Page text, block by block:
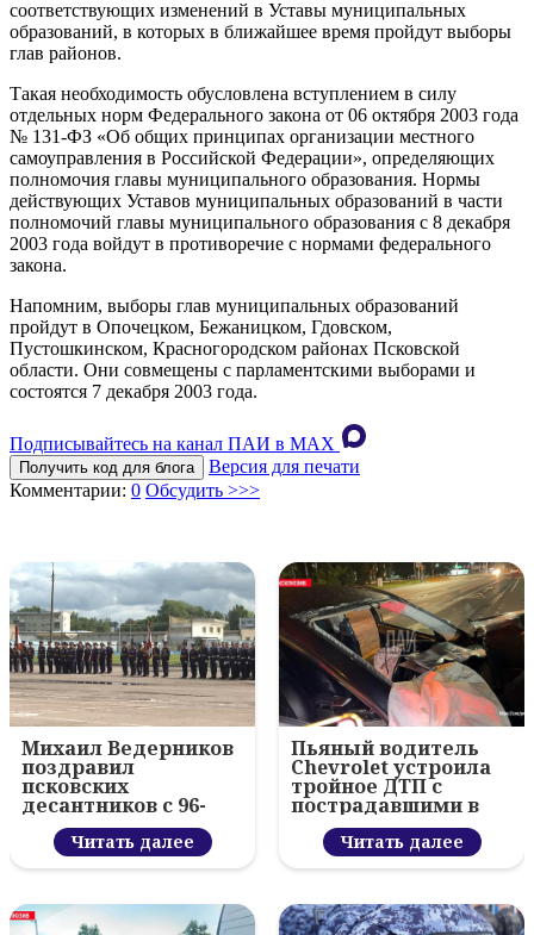
соответствующих изменений в Уставы муниципальных
образований, в которых в ближайшее время пройдут выборы
глав районов.
Такая необходимость обусловлена вступлением в силу
отдельных норм Федерального закона от 06 октября 2003 года
№ 131-ФЗ «Об общих принципах организации местного
самоуправления в Российской Федерации», определяющих
полномочия главы муниципального образования. Нормы
действующих Уставов муниципальных образований в части
полномочий главы муниципального образования с 8 декабря
2003 года войдут в противоречие с нормами федерального
закона.
Напомним, выборы глав муниципальных образований
пройдут в Опочецком, Бежаницком, Гдовском,
Пустошкинском, Красногородском районах Псковской
области. Они совмещены с парламентскими выборами и
состоятся 7 декабря 2003 года.
Подписывайтесь на канал ПАИ в MAХ
Получить код для блога
Версия для печати
Комментарии: 0 Обсудить >>>
Михаил Ведерников
поздравил
псковских
десантников с 96-
летием ВДВ и
вручил награды
Читать далее
Пьяный водитель
Chevrolet устроила
тройное ДТП с
пострадавшими в
Пскове
Читать далее